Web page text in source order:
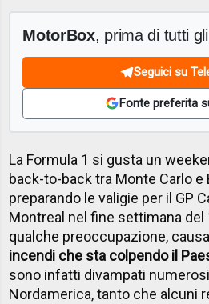
MotorBox, prima di tutti
Seguici su
Fonte preferita
La Formula 1 si gusta un
back-to-back tra Monte Carlo e
preparando le valigie per il GP
Montreal nel fine settimana
qualche preoccupazione,
incendi che sta colpendo il
sono infatti divampati
Nordamerica, tanto che alcuni